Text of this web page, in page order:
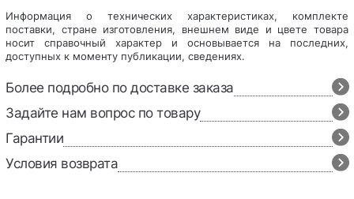
Информация о технических характеристиках, комплекте
поставки, стране изготовления, внешнем виде и цвете товара
носит справочный характер и основывается на последних,
доступных к моменту публикации, сведениях.
Более подробно по доставке заказа
Задайте нам вопрос по товару
Гарантии
Условия возврата